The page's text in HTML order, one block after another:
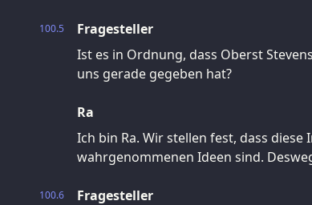
100.5
Fragesteller
Ist es in Ordnung, dass Oberst
uns gerade gegeben hat?
Ra
Ich bin Ra. Wir stellen fest, dass
wahrgenommenen Ideen sind.
100.6
Fragesteller